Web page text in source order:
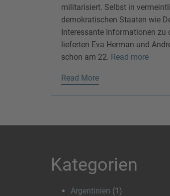
militarisiert. Selbst in
demokratischen Staaten wie
Interessante Informationen zu
lieferten Eva Herman und
schon am 22. Read more
Read More
Kategorien
Argentinien (1)